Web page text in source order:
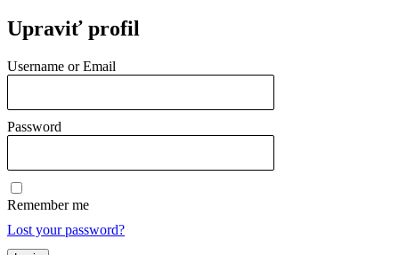
Upraviť profil
Username or Email
Password
Remember me
Lost your password?